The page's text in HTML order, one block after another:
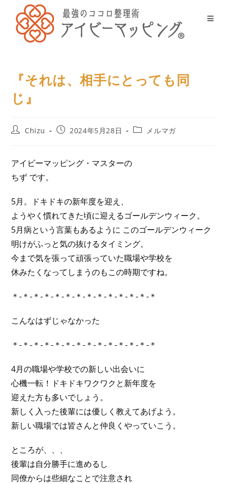
『それは、相手にとっても同
じ』
Chizu 2024年5月28日 メルマガ
アイビーマッピング・マスターの
ちず です。
5月。ドキドキの新年度を迎え、
ようやく慣れてきた頃に迎えるゴールデンウィーク。
5月病という言葉もあるように このゴールデンウィーク
明けがふっと気の抜けるタイミング。
今まで気を張って頑張っていた職場や学校を
休みたくなってしまうのもこの時期ですね。
＊-＊-＊-＊-＊-＊-＊-＊-＊-＊-＊-＊-＊-＊
こんなはずじゃなかった
＊-＊-＊-＊-＊-＊-＊-＊-＊-＊-＊-＊-＊-＊
4月の職場や学校での新しい出会いに
心機一転！ドキドキワクワクと新年度を
迎えた方も多いでしょう。
新しく入った後輩には優しく教えてあげよう。
新しい職場では皆さんと仲良くやっていこう。
ところが、、、
後輩は自分勝手に進めるし
同僚からは些細なことで注意され